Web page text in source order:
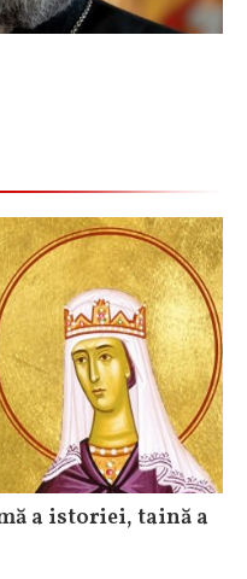
a istoriei, taină a